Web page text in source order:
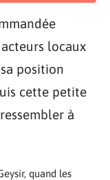
locaux
position
cette petite
à
quand les